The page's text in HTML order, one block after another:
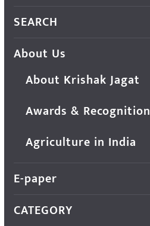
SEARCH
About Us
About Krishak Jagat
Awards & Recognition
Agriculture in India
E-paper
CATEGORY